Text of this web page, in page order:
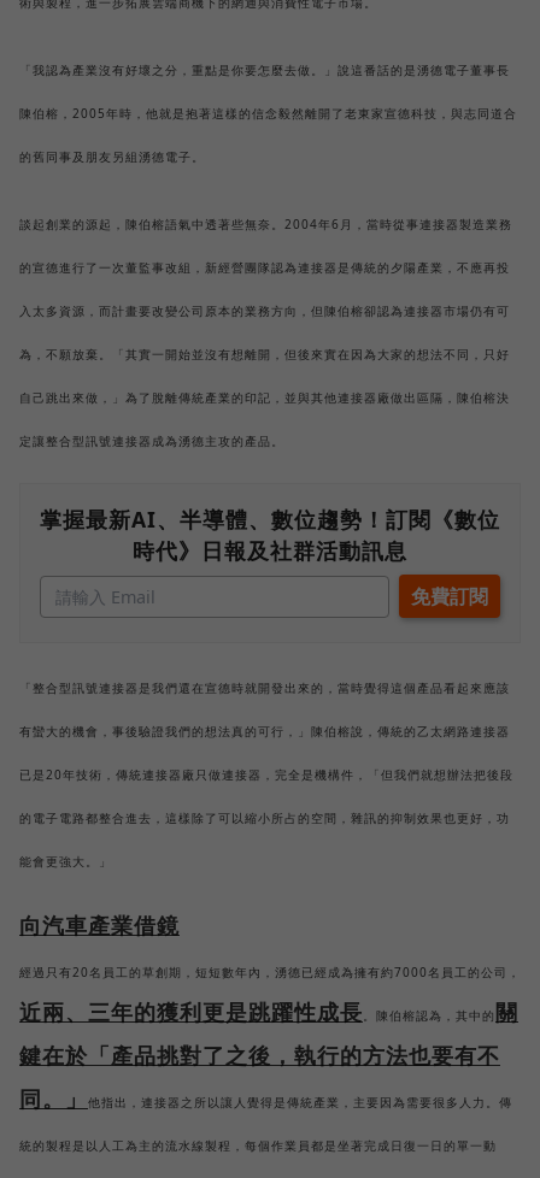
「我認為產業沒有好壞之分，重點是你要怎麼去做。」說這番話的是湧德電子董事長
陳伯榕，2005年時，他就是抱著這樣的信念毅然離開了老東家宣德科技，與志同道合
的舊同事及朋友另組湧德電子。
談起創業的源起，陳伯榕語氣中透著些無奈。2004年6月，當時從事連接器製造業務
的宣德進行了一次董監事改組，新經營團隊認為連接器是傳統的夕陽產業，不應再投
入太多資源，而計畫要改變公司原本的業務方向，但陳伯榕卻認為連接器市場仍有可
為，不願放棄。「其實一開始並沒有想離開，但後來實在因為大家的想法不同，只好
自己跳出來做，」為了脫離傳統產業的印記，並與其他連接器廠做出區隔，陳伯榕決
定讓整合型訊號連接器成為湧德主攻的產品。
掌握最新AI、半導體、數位趨勢！訂閱《數位
時代》日報及社群活動訊息
「整合型訊號連接器是我們還在宣德時就開發出來的，當時覺得這個產品看起來應該
有蠻大的機會，事後驗證我們的想法真的可行，」陳伯榕說，傳統的乙太網路連接器
已是20年技術，傳統連接器廠只做連接器，完全是機構件，「但我們就想辦法把後段
的電子電路都整合進去，這樣除了可以縮小所占的空間，雜訊的抑制效果也更好，功
能會更強大。」
向汽車產業借鏡
經過只有20名員工的草創期，短短數年內，湧德已經成為擁有約7000名員工的公司，
近兩、三年的獲利更是跳躍性成長 。陳伯榕認為，其中的 關
鍵在於「產品挑對了之後，執行的方法也要有不
同。」
他指出，連接器之所以讓人覺得是傳統產業，主要因為需要很多人力。傳
統的製程是以人工為主的流水線製程，每個作業員都是坐著完成日復一日的單一動